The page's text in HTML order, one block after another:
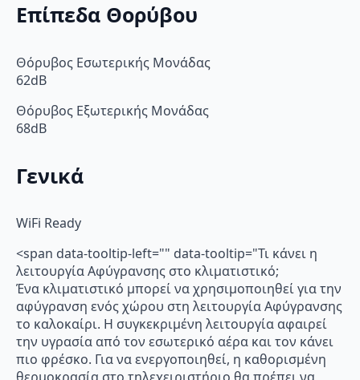
Επίπεδα Θορύβου
Θόρυβος Εσωτερικής Μονάδας
62dB
Θόρυβος Εξωτερικής Μονάδας
68dB
Γενικά
WiFi Ready
<span data-tooltip-left="" data-tooltip="Τι κάνει η
λειτουργία Αφύγρανσης στο κλιματιστικό;
Ένα κλιματιστικό μπορεί να χρησιμοποιηθεί για την
αφύγρανση ενός χώρου στη λειτουργία Αφύγρανσης
το καλοκαίρι. Η συγκεκριμένη λειτουργία αφαιρεί
την υγρασία από τον εσωτερικό αέρα και τον κάνει
πιο φρέσκο. Για να ενεργοποιηθεί, η καθορισμένη